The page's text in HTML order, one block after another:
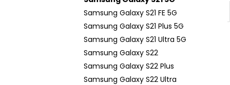
Samsung Galaxy S21 FE 5G
Samsung Galaxy S21 Plus 5G
Samsung Galaxy S21 Ultra 5G
Samsung Galaxy S22
Samsung Galaxy S22 Plus
Samsung Galaxy S22 Ultra